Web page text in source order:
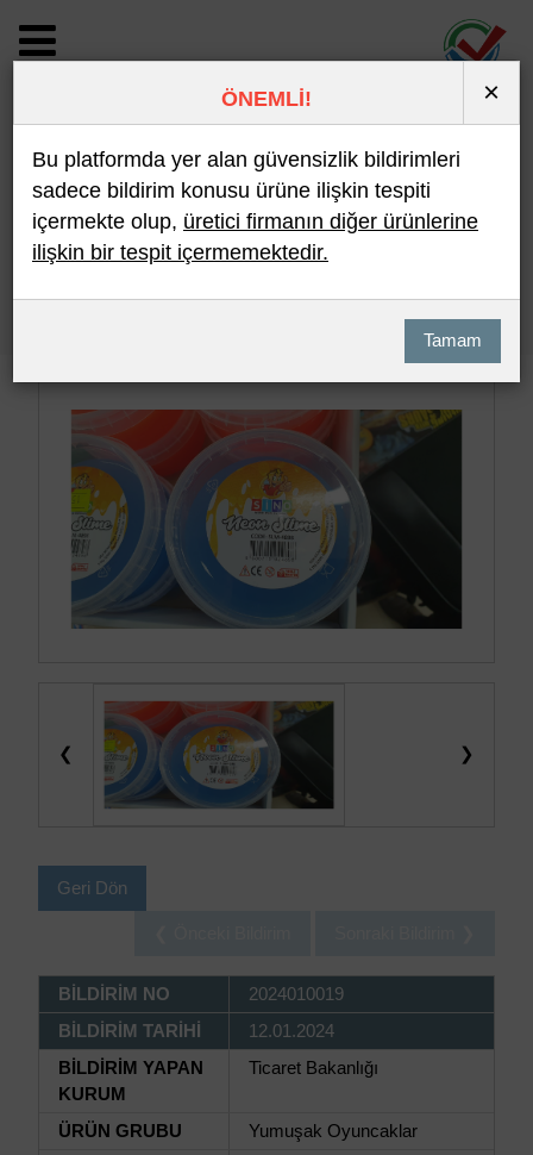
BİLDİRİM DETAYI
Son 10 Bildirim En Çok İncelenen
❮ ❯
Geri Dön
BİLDİRİM NO
2024010019
BİLDİRİM TARİHİ
12.01.2024
BİLDİRİM YAPAN
KURUM
Ticaret Bakanlığı
ÜRÜN GRUBU
Yumuşak Oyuncaklar
ÖNEMLİ! ×
Bu platformda yer alan güvensizlik bildirimleri
sadece bildirim konusu ürüne ilişkin tespiti
içermekte olup, üretici firmanın diğer ürünlerine
ilişkin bir tespit içermemektedir.
Tamam